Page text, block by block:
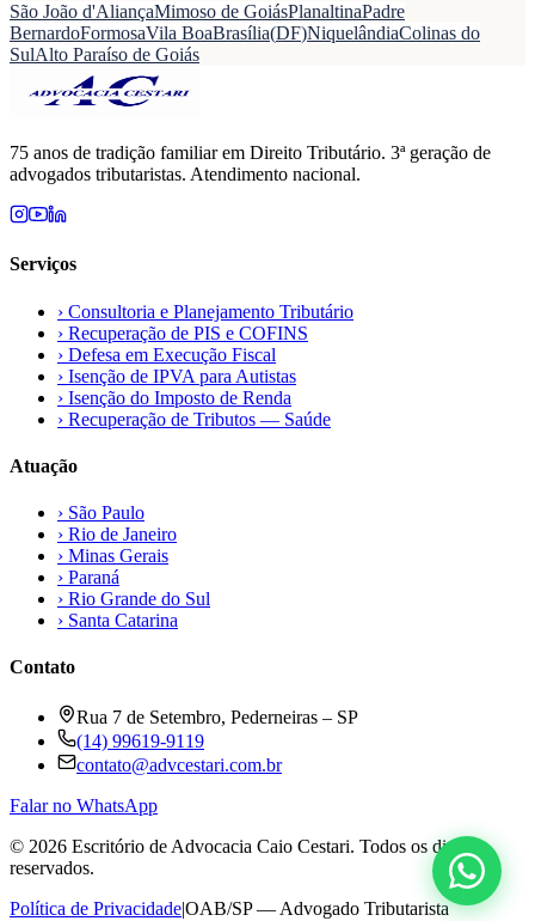
São João d'AliançaMimoso de GoiásPlanaltinaPadre
BernardoFormosaVila BoaBrasília(DF)NiquelândiaColinas do
SulAlto Paraíso de Goiás
75 anos de tradição familiar em Direito Tributário. 3ª geração de
advogados tributaristas. Atendimento nacional.
Serviços
› Consultoria e Planejamento Tributário
› Recuperação de PIS e COFINS
› Defesa em Execução Fiscal
› Isenção de IPVA para Autistas
› Isenção do Imposto de Renda
› Recuperação de Tributos — Saúde
Atuação
› São Paulo
› Rio de Janeiro
› Minas Gerais
› Paraná
› Rio Grande do Sul
› Santa Catarina
Contato
Rua 7 de Setembro, Pederneiras – SP
(14) 99619-9119
contato@advcestari.com.br
Falar no WhatsApp
© 2026 Escritório de Advocacia Caio Cestari. Todos os direitos
reservados.
Política de Privacidade|OAB/SP — Advogado Tributarista